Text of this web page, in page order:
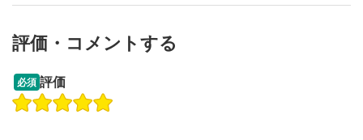
画質の選択/再生速度の変更ができます。
より選択できます。
クリックするとYouTubeサイトに移動します。
操作説明動画
評価・コメントする
必須 評価